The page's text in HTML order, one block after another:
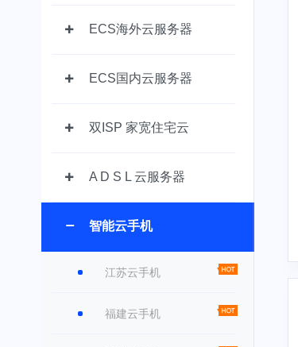
ECS海外云服务器
ECS国内云服务器
双ISP 家宽住宅云
A D S L 云服务器
智能云手机
江苏云手机
福建云手机